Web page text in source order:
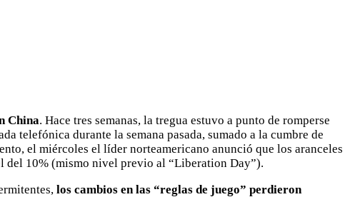
China. Hace tres semanas, la tregua estuvo a punto de romperse
telefónica durante la semana pasada, sumado a la cumbre de
el miércoles el líder norteamericano anunció que los aranceles
del 10% (mismo nivel previo al “Liberation Day”).
los cambios en las “reglas de juego” perdieron